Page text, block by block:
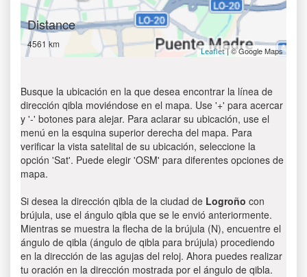
Distance
4561 km
Leaflet| © Google Maps
Busque la ubicación en la que desea encontrar la línea de
dirección qibla moviéndose en el mapa. Use '+' para acercar
y '-' botones para alejar. Para aclarar su ubicación, use el
menú en la esquina superior derecha del mapa. Para
verificar la vista satelital de su ubicación, seleccione la
opción 'Sat'. Puede elegir 'OSM' para diferentes opciones de
mapa.
Si desea la dirección qibla de la ciudad de Logroño con
brújula, use el ángulo qibla que se le envió anteriormente.
Mientras se muestra la flecha de la brújula (N), encuentre el
ángulo de qibla (ángulo de qibla para brújula) procediendo
en la dirección de las agujas del reloj. Ahora puedes realizar
tu oración en la dirección mostrada por el ángulo de qibla.